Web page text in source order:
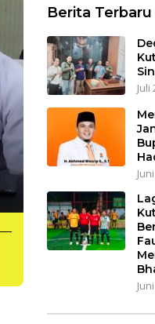
Berita Terbaru
Juli